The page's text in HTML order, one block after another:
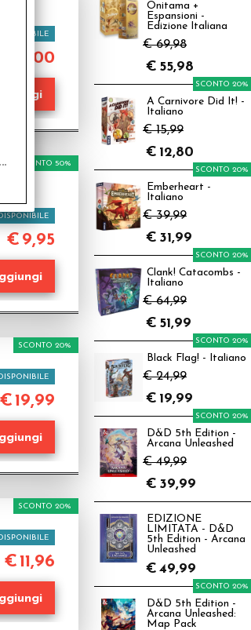
DISPONIBILE
5,00
DISPONIBILE
SCONTO 50%
€ 9,95
DISPONIBILE
SCONTO 20%
€19,99
DISPONIBILE
SCONTO 20%
€11,96
Onitama +
Espansioni -
Edizione Italiana
€ 69,98
€ 55,98
A Carnivore Did It! -
Italiano
€ 15,99
SCONTO 20%
€ 12,80
Emberheart -
Italiano
€ 39,99
SCONTO 20%
€ 31,99
Clank! Catacombs -
Italiano
€ 64,99
SCONTO 20%
€ 51,99
Black Flag! - Italiano
€ 24,99
SCONTO 20%
€ 19,99
D&D 5th Edition -
Arcana Unleashed
€ 49,99
SCONTO 20%
€ 39,99
EDIZIONE
LIMITATA - D&D
5th Edition - Arcana
Unleashed
€ 49,99
D&D 5th Edition -
Arcana Unleashed:
Map Pack
SCONTO 20%